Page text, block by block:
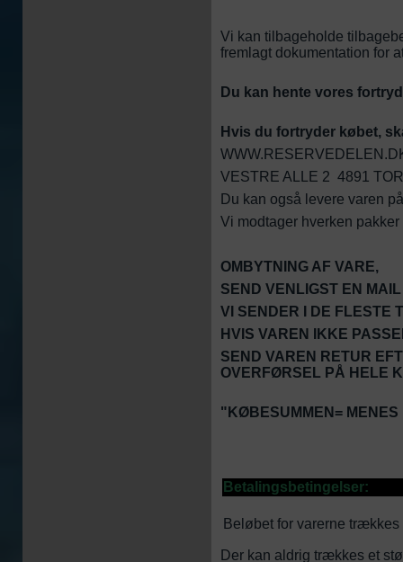
Vi kan tilbageholde
fremlagt dokumentation for
Du kan hente vores
Hvis du fortryder købet,
VESTRE ALLE 2 4891
Du kan også levere varen
Vi modtager hverken
OMBYTNING AF VARE,
SEND VENLIGST EN
VI SENDER I DE FLESTE
HVIS VAREN IKKE
SEND VAREN RETUR
OVERFØRSEL PÅ HELE
"KØBESUMMEN=
Betalingsbetingelser:
Beløbet for varerne
Der kan aldrig trækkes et